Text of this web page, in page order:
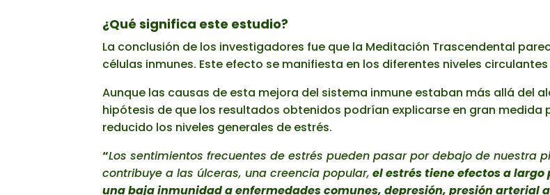
¿Qué significa este estudio?
La conclusión de los investigadores fue que la Meditación Trascendental
células inmunes. Este efecto se manifiesta en los diferentes niveles
Aunque las causas de esta mejora del sistema inmune estaban más allá del
hipótesis de que los resultados obtenidos podrían explicarse en gran
reducido los niveles generales de estrés.
“Los sentimientos frecuentes de estrés pueden pasar por debajo de nuestra
contribuye a las úlceras, una creencia popular, el estrés tiene efectos a largo
una baja inmunidad a enfermedades comunes, depresión, presión arterial